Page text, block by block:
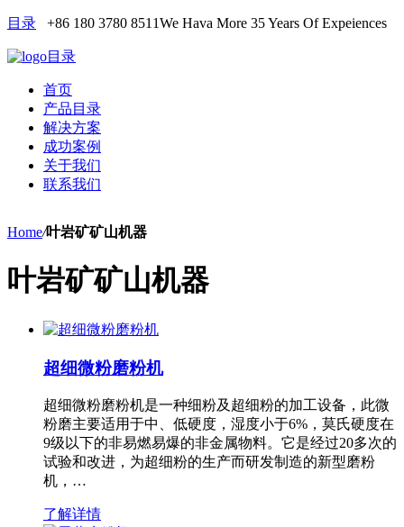
目录 +86 180 3780 8511We Hava More 35 Years Of Expeiences
目录
首页
产品目录
解决方案
成功案例
关于我们
联系我们
Home/叶岩矿矿山机器
叶岩矿矿山机器
超细微粉磨粉机
超细微粉磨粉机是一种细粉及超细粉的加工设备，此微
粉磨主要适用于中、低硬度，湿度小于6%，莫氏硬度在
9级以下的非易燃易爆的非金属物料。它是经过20多次的
试验和改进，为超细粉的生产而研发制造的新型磨粉
机，…
了解详情